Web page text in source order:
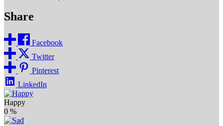
Share
Facebook
Twitter
Pinterest
LinkedIn
Happy
0 %